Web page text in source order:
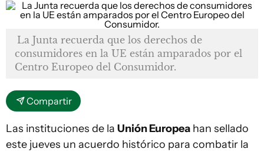
La Junta recuerda que los derechos de
consumidores en la UE están amparados por el
Centro Europeo del Consumidor.
Compartir
Las instituciones de la Unión Europea han sellado
este jueves un acuerdo histórico para combatir la